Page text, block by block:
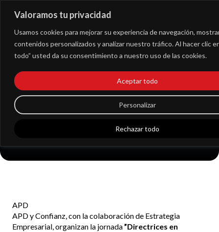
Valoramos tu privacidad
Usamos cookies para mejorar su experiencia de navegación,
contenidos personalizados y analizar nuestro tráfico. Al hacer clic
todo” usted da su consentimiento a nuestro uso de las cookies.
Personalizar
Rechazar todo
Aceptar todo
Directrices en materia
retributiva para 2021
APD
APD y Confianz, con la colaboración de Estrategia
Empresarial, organizan la jornada”Directrices en